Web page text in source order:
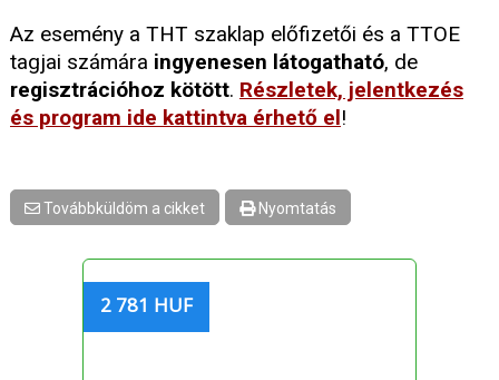
Az esemény a THT szaklap előfizetői és a TTOE
tagjai számára ingyenesen látogatható, de
regisztrációhoz kötött. Részletek, jelentkezés
és program ide kattintva érhető el!
Továbbküldöm a cikket Nyomtatás
2 781 HUF